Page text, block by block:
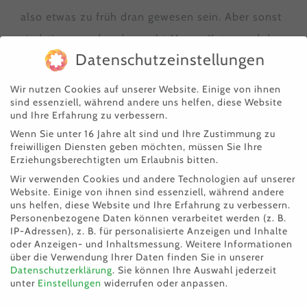
also etwas zu früh dran gewesen sein. Aber sonst
sind sie gesund und es geht Mama-Katze und den
Kitten gut
und sie haben sich prächtig
Nicht alle trächtigen Katzen haben so viel Glück
wie Momo, die rechtzeitig vor der Geburt zu
uns gebracht wurde und ihre Babies in einer
sicheren Umgebung zur Welt bringen konnte.
Deshalb ist es uns ein großes Anliegen, auf das
Thema Kastration aufmerksam zu machen:
https://www.tierheim-theo.at/das-leid-frei-
lebender-katzen/
Datenschutzeinstellungen
Wir nutzen Cookies auf unserer Website. Einige von ihnen
sind essenziell, während andere uns helfen, diese Website
und Ihre Erfahrung zu verbessern.
Wenn Sie unter 16 Jahre alt sind und Ihre Zustimmung zu
freiwilligen Diensten geben möchten, müssen Sie Ihre
Erziehungsberechtigten um Erlaubnis bitten.
Wir verwenden Cookies und andere Technologien auf unserer
Website. Einige von ihnen sind essenziell, während andere
uns helfen, diese Website und Ihre Erfahrung zu verbessern.
Personenbezogene Daten können verarbeitet werden (z. B.
IP-Adressen), z. B. für personalisierte Anzeigen und Inhalte
oder Anzeigen- und Inhaltsmessung. Weitere Informationen
über die Verwendung Ihrer Daten finden Sie in unserer
Datenschutzerklärung. Sie können Ihre Auswahl jederzeit
unter Einstellungen widerrufen oder anpassen.